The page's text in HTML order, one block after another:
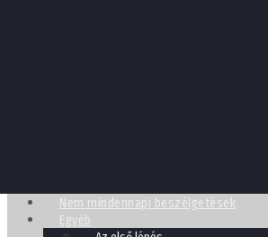
Nem mindennapi beszélgetések
Egyéb